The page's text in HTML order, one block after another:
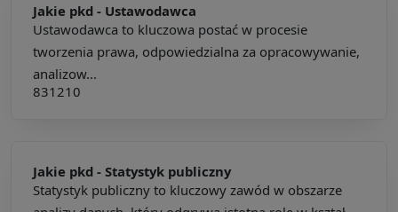
Jakie pkd - Ustawodawca
Ustawodawca to kluczowa postać w procesie
tworzenia prawa, odpowiedzialna za opracowywanie,
analizow...
831210
Jakie pkd - Statystyk publiczny
Statystyk publiczny to kluczowy zawód w obszarze